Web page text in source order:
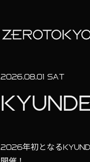
2026.08.01 SAT
2026年初となる